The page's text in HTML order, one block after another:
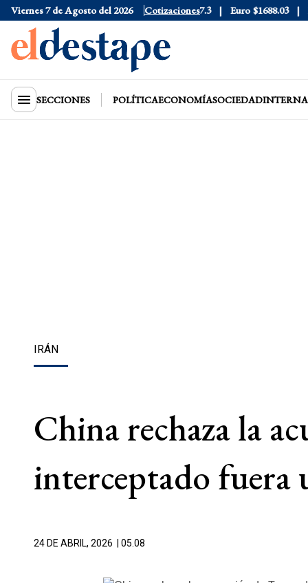
Viernes 7 de Agosto del 2026 Cotizaciones
Dólar Blue $1530 Dólar CCL $1577.3 Euro $1688.03
SECCIONES POLÍTICAECONOMÍASOCIEDAD
IRÁN
China rechaza la
interceptado fuera
24 DE ABRIL, 2026 | 05.08